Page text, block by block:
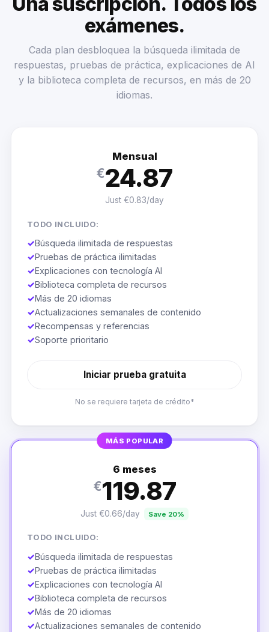
exámenes.
Cada plan desbloquea la búsqueda ilimitada de
respuestas, pruebas de práctica, explicaciones de AI
y la biblioteca completa de recursos, en más de 20
idiomas.
Mensual
€24.87
Just €0.83/day
TODO INCLUIDO:
✓Búsqueda ilimitada de respuestas
✓Pruebas de práctica ilimitadas
✓Explicaciones con tecnología AI
✓Biblioteca completa de recursos
✓Más de 20 idiomas
✓Actualizaciones semanales de contenido
✓Recompensas y referencias
✓Soporte prioritario
Iniciar prueba gratuita
No se requiere tarjeta de crédito*
MÁS POPULAR
6 meses
€119.87
Just €0.66/day Save 20%
TODO INCLUIDO:
✓Búsqueda ilimitada de respuestas
✓Pruebas de práctica ilimitadas
✓Explicaciones con tecnología AI
✓Biblioteca completa de recursos
✓Más de 20 idiomas
✓Actualizaciones semanales de contenido